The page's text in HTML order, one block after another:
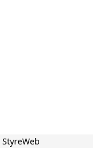
StyreWeb